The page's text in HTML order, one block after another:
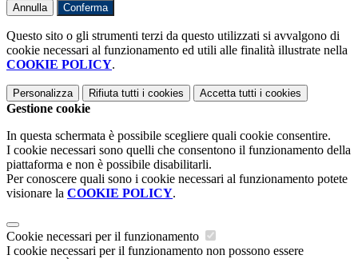
Annulla Conferma
Questo sito o gli strumenti terzi da questo utilizzati si avvalgono di
cookie necessari al funzionamento ed utili alle finalità illustrate nella
COOKIE POLICY.
Personalizza Rifiuta tutti i cookies Accetta tutti i cookies
Gestione cookie
In questa schermata è possibile scegliere quali cookie consentire.
I cookie necessari sono quelli che consentono il funzionamento della
piattaforma e non è possibile disabilitarli.
Per conoscere quali sono i cookie necessari al funzionamento potete
visionare la COOKIE POLICY.
Cookie necessari per il funzionamento
I cookie necessari per il funzionamento non possono essere